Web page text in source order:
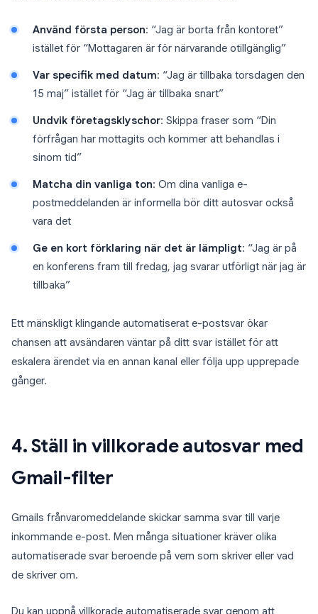
Använd första person: “Jag är borta från kontoret”
istället för “Mottagaren är för närvarande otillgänglig”
Var specifik med datum: “Jag är tillbaka torsdagen den
15 maj” istället för “Jag är tillbaka snart”
Undvik företagsklyschor: Skippa fraser som “Din
förfrågan har mottagits och kommer att behandlas i
sinom tid”
Matcha din vanliga ton: Om dina vanliga e-
postmeddelanden är informella bör ditt autosvar också
vara det
Ge en kort förklaring när det är lämpligt: “Jag är på
en konferens fram till fredag, jag svarar utförligt när jag är
tillbaka”
Ett mänskligt klingande automatiserat e-postsvar ökar
chansen att avsändaren väntar på ditt svar istället för att
eskalera ärendet via en annan kanal eller följa upp upprepade
gånger.
4. Ställ in villkorade autosvar med
Gmail-filter
Gmails frånvaromeddelande skickar samma svar till varje
inkommande e-post. Men många situationer kräver olika
automatiserade svar beroende på vem som skriver eller vad
de skriver om.
Du kan uppnå villkorade automatiserade svar genom att